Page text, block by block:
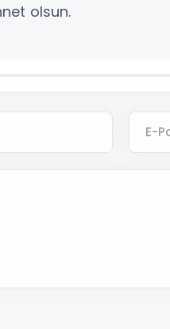
olsun.
E-